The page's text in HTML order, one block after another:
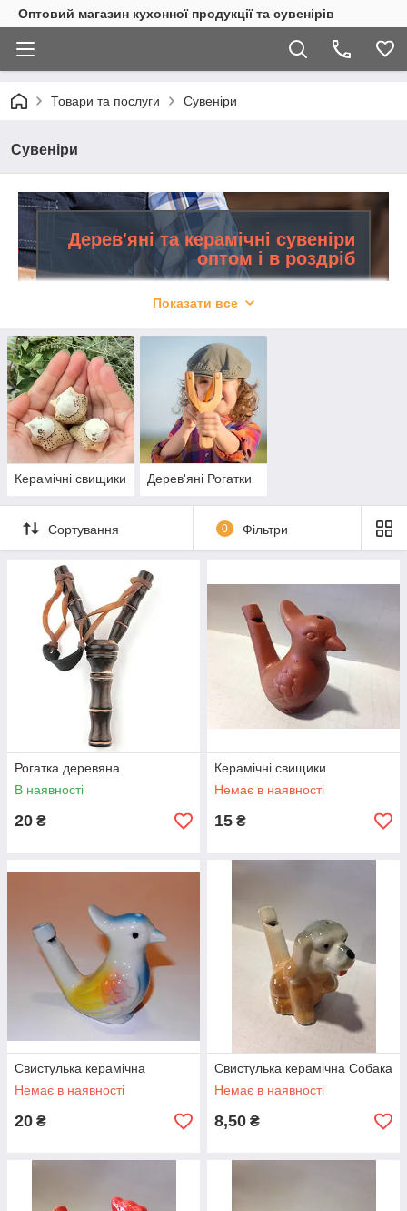
Оптовий магазин кухонної продукції та сувенірів
Товари та послуги Сувеніри
Сувеніри
Дерев'яні та керамічні сувеніри
оптом і в роздріб
замовлення в самі стислі терміни. Реалізуємо
продукцію оптом і в роздріб з доставкою у всі
Дивитися асортимент
Наш вибір сувенірів, скриньок та
магнітів
Керамічні свищики
Кумедний подарунок для дітей і дорослих — свищики у
вигляді пташок і тварин. Керамічні фігурки з покриттям і
без.
Біти бейсбольні
Сувенірні дерев'яні біти з декоративними елементами.
Розміри від 40 до 80 див. Можливо індивідуальне
виготовлення.
Показати все
Керамічні свищики Дерев'яні Рогатки
Сортування 0 Фільтри
Рогатка деревяна
В наявності
20 ₴
Керамічні свищики
Немає в наявності
15 ₴
Свистулька керамічна
Немає в наявності
20 ₴
Свистулька керамічна Собака
Немає в наявності
8,50 ₴